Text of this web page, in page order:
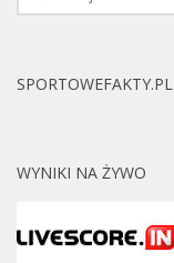
SPORTOWEFAKTY.PL
WYNIKI NA ŻYWO